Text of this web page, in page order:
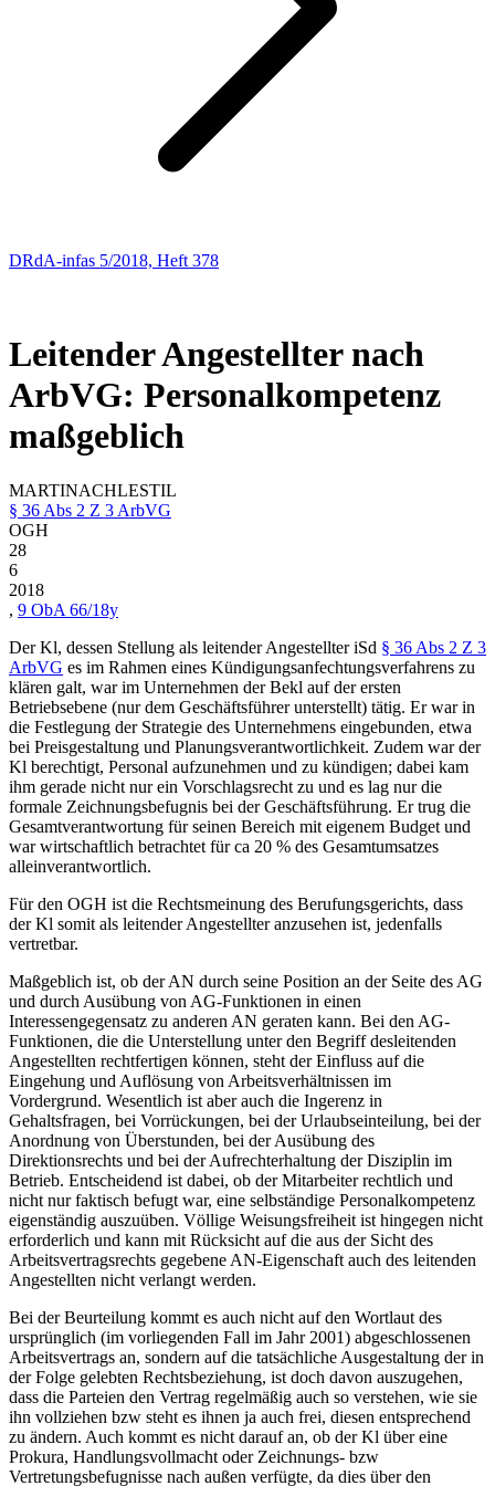
DRdA-infas 5/2018, Heft 378
Leitender Angestellter nach
ArbVG: Personalkompetenz
maßgeblich
MARTINACHLESTIL
§ 36 Abs 2 Z 3 ArbVG
OGH
28
6
2018
, 9 ObA 66/18y
Der Kl, dessen Stellung als leitender Angestellter iSd § 36 Abs 2 Z 3
ArbVG es im Rahmen eines Kündigungsanfechtungsverfahrens zu
klären galt, war im Unternehmen der Bekl auf der ersten
Betriebsebene (nur dem Geschäftsführer unterstellt) tätig. Er war in
die Festlegung der Strategie des Unternehmens eingebunden, etwa
bei Preisgestaltung und Planungsverantwortlichkeit. Zudem war der
Kl berechtigt, Personal aufzunehmen und zu kündigen; dabei kam
ihm gerade nicht nur ein Vorschlagsrecht zu und es lag nur die
formale Zeichnungsbefugnis bei der Geschäftsführung. Er trug die
Gesamtverantwortung für seinen Bereich mit eigenem Budget und
war wirtschaftlich betrachtet für ca 20 % des Gesamtumsatzes
alleinverantwortlich.
Für den OGH ist die Rechtsmeinung des Berufungsgerichts, dass
der Kl somit als leitender Angestellter anzusehen ist, jedenfalls
vertretbar.
Maßgeblich ist, ob der AN durch seine Position an der Seite des AG
und durch Ausübung von AG-Funktionen in einen
Interessengegensatz zu anderen AN geraten kann. Bei den AG-
Funktionen, die die Unterstellung unter den Begriff desleitenden
Angestellten rechtfertigen können, steht der Einfluss auf die
Eingehung und Auflösung von Arbeitsverhältnissen im
Vordergrund. Wesentlich ist aber auch die Ingerenz in
Gehaltsfragen, bei Vorrückungen, bei der Urlaubseinteilung, bei der
Anordnung von Überstunden, bei der Ausübung des
Direktionsrechts und bei der Aufrechterhaltung der Disziplin im
Betrieb. Entscheidend ist dabei, ob der Mitarbeiter rechtlich und
nicht nur faktisch befugt war, eine selbständige Personalkompetenz
eigenständig auszuüben. Völlige Weisungsfreiheit ist hingegen nicht
erforderlich und kann mit Rücksicht auf die aus der Sicht des
Arbeitsvertragsrechts gegebene AN-Eigenschaft auch des leitenden
Angestellten nicht verlangt werden.
Bei der Beurteilung kommt es auch nicht auf den Wortlaut des
ursprünglich (im vorliegenden Fall im Jahr 2001) abgeschlossenen
Arbeitsvertrags an, sondern auf die tatsächliche Ausgestaltung der in
der Folge gelebten Rechtsbeziehung, ist doch davon auszugehen,
dass die Parteien den Vertrag regelmäßig auch so verstehen, wie sie
ihn vollziehen bzw steht es ihnen ja auch frei, diesen entsprechend
zu ändern. Auch kommt es nicht darauf an, ob der Kl über eine
Prokura, Handlungsvollmacht oder Zeichnungs- bzw
Vertretungsbefugnisse nach außen verfügte, da dies über den